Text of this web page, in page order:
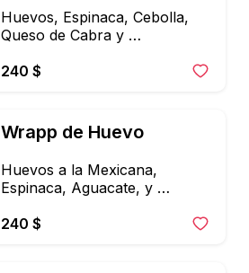
Huevos, Espinaca, Cebolla,
Queso de Cabra y
Pan multigrano y Ensalada,
240 $
Wrapp de Huevo
Huevos a la Mexicana,
Espinaca, Aguacate, y
240 $